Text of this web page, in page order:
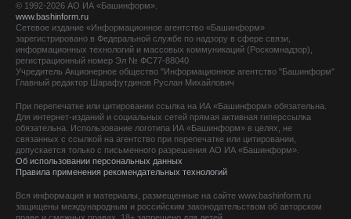
© 1992-2026 АО ИА «Башинформ».
www.bashinform.ru
Сетевое издание «Информационное агентство «Башинформ»
зарегистрировано в Федеральной службе по надзору в сфере связи,
информационных технологий и массовых коммуникаций (Роскомнадзор),
регистрационный номер Эл № ФС77-88040
Учредитель Акционерное общество "Информационное агентство "Башинформ"
Главный редактор Шарафутдинов Руслан Михайлович
При перепечатке или цитировании ссылка на ИА «Башинформ» обязательна.
Для интернет-изданий и социальных сетей прямая активная гиперссылка
обязательна. Использование логотипа ИА «Башинформ» в целях, не
связанных с ссылкой на агентство при перепечатке или цитировании,
допускается только с письменного разрешения АО ИА «Башинформ».
Об использовании персональных данных
Правила применения рекомендательных технологий
Вся информация и материалы, размещенные на сайте www.bashinform.ru
защищены международным и российским законодательством об авторском